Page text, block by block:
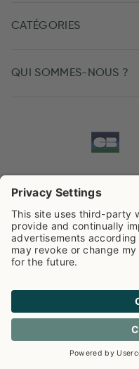
CATÉGORIES
QUI SOMMES-NOUS ?
sur la
Cookies Politique de